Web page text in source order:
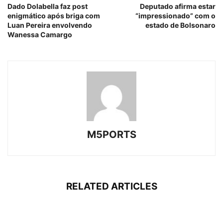
Dado Dolabella faz post
enigmático após briga com
Luan Pereira envolvendo
Wanessa Camargo
Deputado afirma estar
“impressionado” com o
estado de Bolsonaro
M5PORTS
RELATED ARTICLES